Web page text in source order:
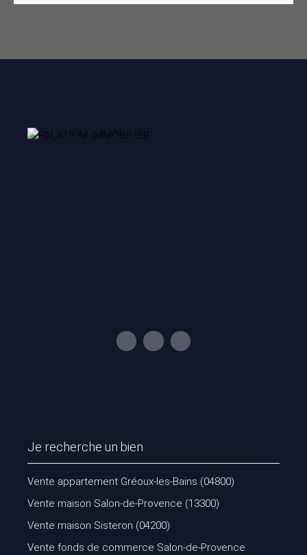
Je recherche un bien
Vente appartement Gréoux-les-Bains (04800)
Vente maison Salon-de-Provence (13300)
Vente maison Sisteron (04200)
Vente fonds de commerce Salon-de-Provence